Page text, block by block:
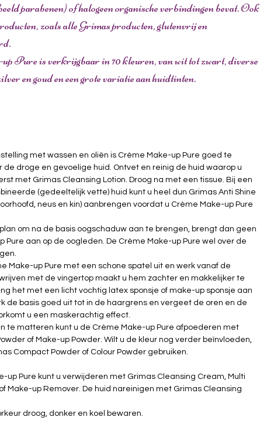
parabenen) of halogeen organische verbindingen bevat. Ook
zoals alle Grimas producten, glutenvrij en
Pure is verkrijgbaar in 70 kleuren, van wit tot zwart, diverse
en goud en een grote variatie aan huidtinten.
met wassen en oliën is Crème Make-up Pure goed te
de droge en gevoelige huid. Ontvet en reinig de huid waarop u
met Grimas Cleansing Lotion. Droog na met een tissue. Bij een
(gedeeltelijk vette) huid kunt u heel dun Grimas Anti Shine
neus en kin) aanbrengen voordat u Crème Make-up Pure
om na de basis oogschaduw aan te brengen, brengt dan geen
Pure aan op de oogleden. De Crème Make-up Pure wel over de
Make-up Pure met een schone spatel uit en werk vanaf de
met de vingertop maakt u hem zachter en makkelijker te
het met een licht vochtig latex sponsje of make-up sponsje aan
de basis goed uit tot in de haargrens en vergeet de oren en de
u een maskerachtig effect.
te matteren kunt u de Crème Make-up Pure afpoederen met
of Make-up Powder. Wilt u de kleur nog verder beïnvloeden,
Compact Powder of Colour Powder gebruiken.
up Pure kunt u verwijderen met Grimas Cleansing Cream, Multi
Make-up Remover. De huid nareinigen met Grimas Cleansing
droog, donker en koel bewaren.